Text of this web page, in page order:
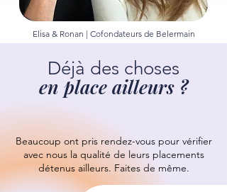
Elisa & Ronan | Cofondateurs de Belermain
Déjà des choses
en place ailleurs ?
Beaucoup ont pris rendez-vous pour vérifier
avec nous la qualité de leurs placements
détenus ailleurs. Faites de même.